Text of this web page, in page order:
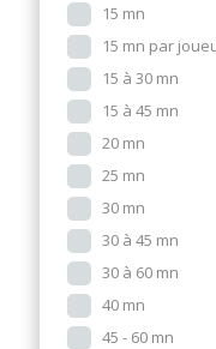
15 mn
15 mn par
15 à 30 mn
15 à 45 mn
20 mn
25 mn
30 mn
30 à 45 mn
30 à 60 mn
40 mn
45 - 60 mn